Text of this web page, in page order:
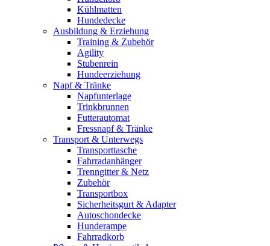
Kühlmatten
Hundedecke
Ausbildung & Erziehung
Training & Zubehör
Agility
Stubenrein
Hundeerziehung
Napf & Tränke
Napfunterlage
Trinkbrunnen
Futterautomat
Fressnapf & Tränke
Transport & Unterwegs
Transporttasche
Fahrradanhänger
Trenngitter & Netz
Zubehör
Transportbox
Sicherheitsgurt & Adapter
Autoschondecke
Hunderampe
Fahrradkorb